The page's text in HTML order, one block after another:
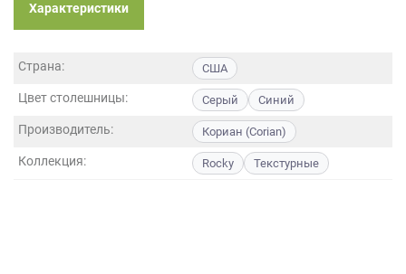
Характеристики
Страна: США
Цвет столешницы: Серый Синий
Производитель: Кориан (Corian)
Коллекция: Rocky Текстурные
данных.